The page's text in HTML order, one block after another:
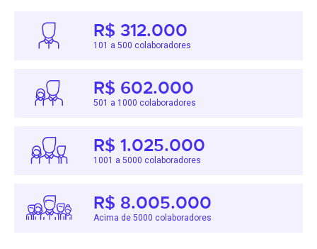
R$ 312.000
101 a 500 colaboradores
R$ 602.000
501 a 1000 colaboradores
R$ 1.025.000
1001 a 5000 colaboradores
R$ 8.005.000
Acima de 5000 colaboradores